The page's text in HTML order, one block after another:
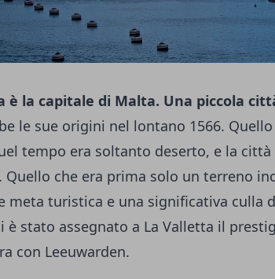
è la capitale di Malta. Una piccola
le sue origini nel lontano 1566. Quello
tempo era soltanto deserto, e la
Quello che era prima solo un terreno
meta turistica e una significativa culla
è stato assegnato a La Valletta il
con Leeuwarden.